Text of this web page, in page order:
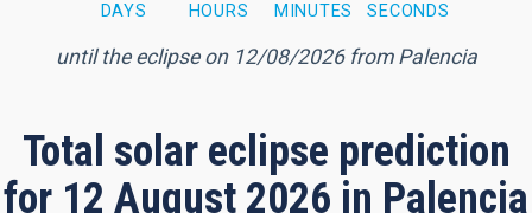
DAYS HOURS MINUTES SECONDS
until the eclipse on 12/08/2026 from Palencia
Total solar eclipse prediction
for 12 August 2026 in Palencia